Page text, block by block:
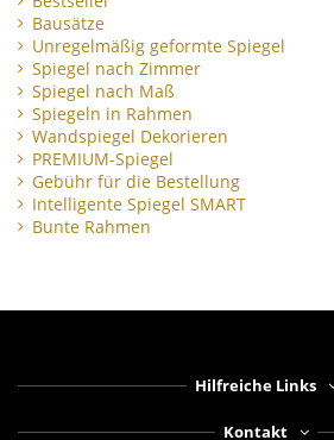
Bausätze
Unregelmäßig geformte Spiegel
Spiegel nach Zimmer
Spiegel nach Maß
Spiegeln in Rahmen
Wandspiegel Dekorieren
PREMIUM-Spiegel
Gebühr für die Bestellung
Intelligente Spiegel SMART
Bunte Rahmen
Hilfreiche Links
Kontakt